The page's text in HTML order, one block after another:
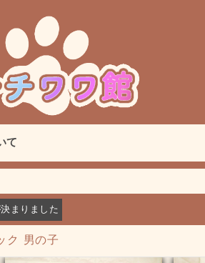
て
まりました
ク 男の子